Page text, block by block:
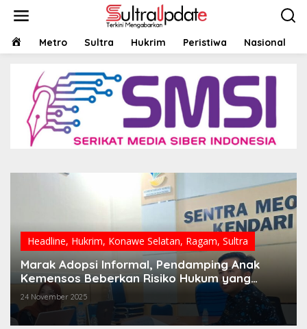
HOMEMetro Sultra Hukrim Peristiwa Nasional
Headline, Hukrim, Konawe Selatan, Ragam, Sultra
Marak Adopsi Informal, Pendamping Anak
Kemensos Beberkan Risiko Hukum yang
Mengintai
24 November 2025